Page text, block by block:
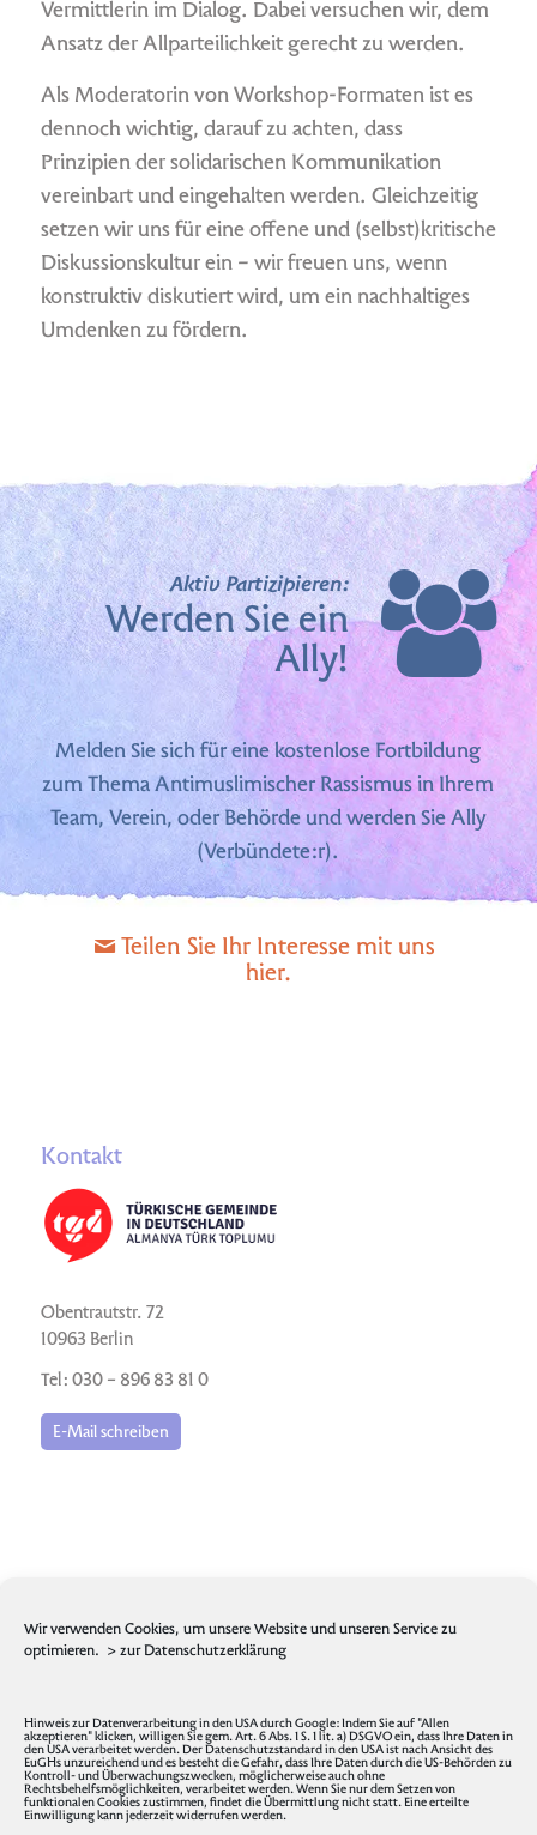
Wir verwenden Cookies, um unsere Website und unseren Service zu
optimieren. > zur Datenschutzerklärung
Hinweis zur Datenverarbeitung in den USA durch Google: Indem Sie auf "Allen
akzeptieren" klicken, willigen Sie gem. Art. 6 Abs. 1 S. 1 lit. a) DSGVO ein, dass Ihre Daten in
den USA verarbeitet werden. Der Datenschutzstandard in den USA ist nach Ansicht des
EuGHs unzureichend und es besteht die Gefahr, dass Ihre Daten durch die US-Behörden zu
Kontroll- und Überwachungszwecken, möglicherweise auch ohne
Rechtsbehelfsmöglichkeiten, verarbeitet werden. Wenn Sie nur dem Setzen von
funktionalen Cookies zustimmen, findet die Übermittlung nicht statt. Eine erteilte
Einwilligung kann jederzeit widerrufen werden.
Vermittlerin im Dialog. Dabei versuchen wir, dem
Ansatz der Allparteilichkeit gerecht zu werden.
Als Moderatorin von Workshop-Formaten ist es
dennoch wichtig, darauf zu achten, dass
Prinzipien der solidarischen Kommunikation
vereinbart und eingehalten werden. Gleichzeitig
setzen wir uns für eine offene und (selbst)kritische
Diskussionskultur ein – wir freuen uns, wenn
konstruktiv diskutiert wird, um ein nachhaltiges
Umdenken zu fördern.
Aktiv Partizipieren:
Werden Sie ein
Ally!
Melden Sie sich für eine kostenlose Fortbildung
zum Thema Antimuslimischer Rassismus in Ihrem
Team, Verein, oder Behörde und werden Sie Ally
(Verbündete:r).
Teilen Sie Ihr Interesse mit uns
hier.
Kontakt
Obentrautstr. 72
10963 Berlin
Tel: 030 – 896 83 81 0
E-Mail schreiben